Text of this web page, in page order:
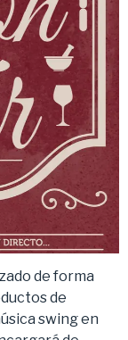
de forma
de
swing en